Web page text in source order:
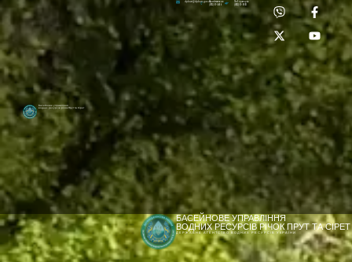
[newyear_garland]
Басейнове управління
водних ресурсів річок Прут та Сірет
Лабораторія:
(0372) 53-92-00
dpbuvr@dpbuvr.gov.uaПриймальня:
(0372) 51-14-56
БАСЕЙНОВЕ УПРАВЛІННЯ
ВОДНИХ РЕСУРСІВ РІЧОК ПРУТ ТА СІРЕТ
ДЕРЖАВНЕ АГЕНТСТВО ВОДНИХ РЕСУРСІВ УКРАЇНИ